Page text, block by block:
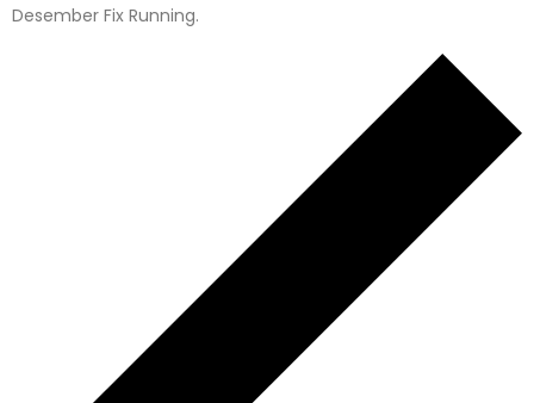
Desember Fix Running.